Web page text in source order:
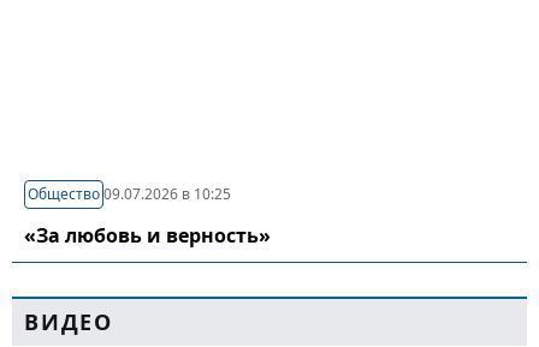
Общество09.07.2026 в 10:25
«За любовь и верность»
ВИДЕО